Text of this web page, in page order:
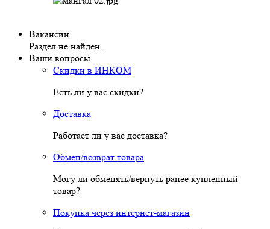
Вакансии
Раздел не найден.
Ваши вопросы
Скидки в ИНКОМ
Есть ли у вас скидки?
Доставка
Работает ли у вас доставка?
Обмен/возврат товара
Могу ли обменять/вернуть ранее купленный
товар?
Покупка через интернет-магазин